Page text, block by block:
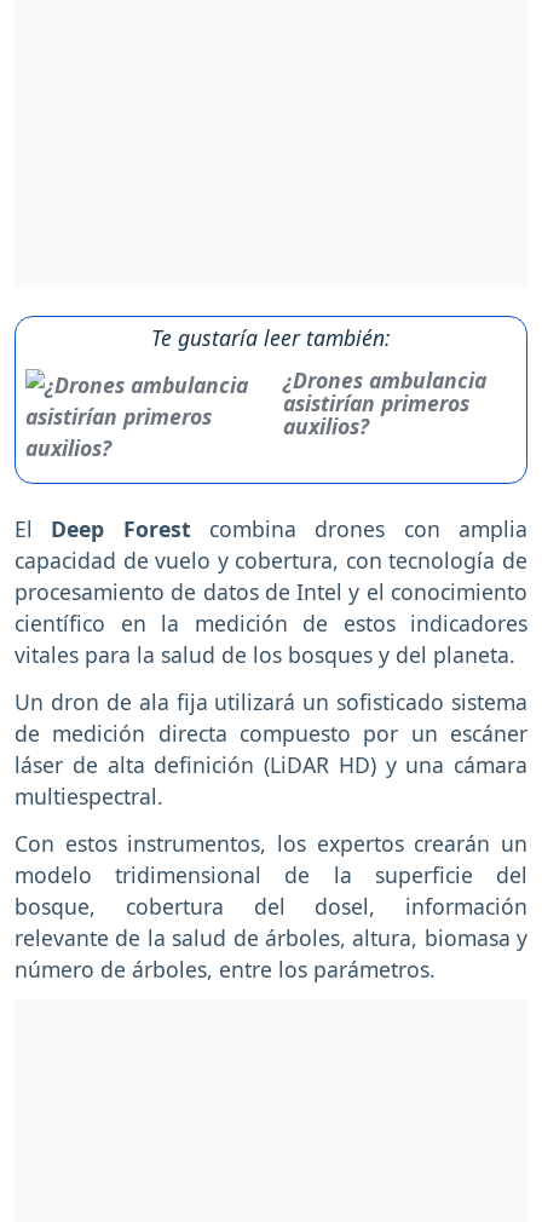
Te gustaría leer también:
¿Drones ambulancia
asistirían primeros
auxilios?
El Deep Forest combina drones con amplia
capacidad de vuelo y cobertura, con tecnología de
procesamiento de datos de Intel y el conocimiento
científico en la medición de estos indicadores
vitales para la salud de los bosques y del planeta.
Un dron de ala fija utilizará un sofisticado sistema
de medición directa compuesto por un escáner
láser de alta definición (LiDAR HD) y una cámara
multiespectral.
Con estos instrumentos, los expertos crearán un
modelo tridimensional de la superficie del
bosque, cobertura del dosel, información
relevante de la salud de árboles, altura, biomasa y
número de árboles, entre los parámetros.